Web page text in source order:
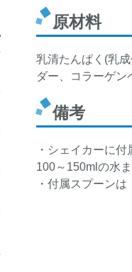
原材料
乳清たんぱく(乳
ダー、コラーゲン
備考
・シェイカーに
100～150mlの水
・付属スプーン